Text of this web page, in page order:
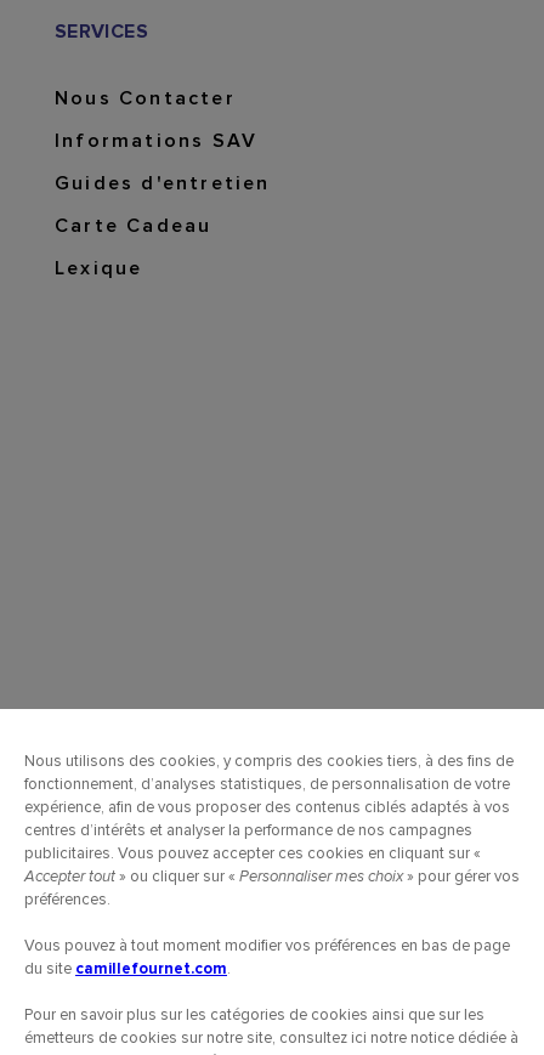
SERVICES
Nous Contacter
Informations SAV
Guides d'entretien
Carte Cadeau
Lexique